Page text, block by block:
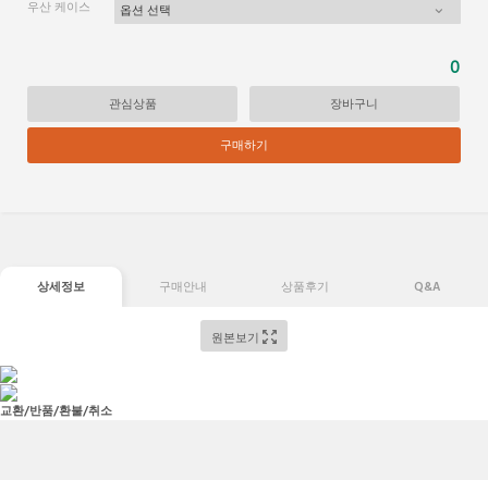
우산 케이스
0
관심상품 장바구니
구매하기
상세정보 구매안내 상품후기 Q&A
원본보기
교환/반품/환불/취소